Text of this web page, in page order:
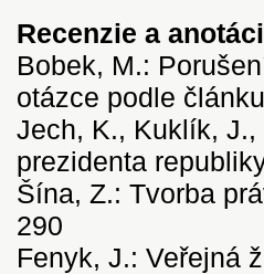
Recenzie a
Bobek, M.:
otázce podle
Jech, K., Kuklík,
prezidenta
Šína, Z.: Tvorba
290
Fenyk, J.: Veřejná